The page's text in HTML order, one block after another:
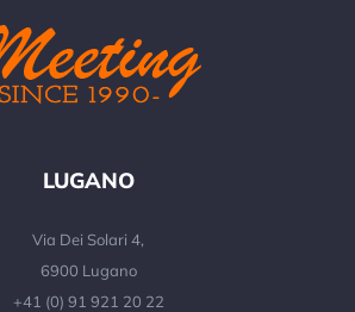
LUGANO
Via Dei Solari 4,
6900 Lugano
+41 (0) 91 921 20 22